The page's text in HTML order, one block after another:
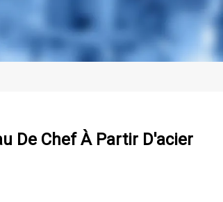
De Chef À Partir D'acier